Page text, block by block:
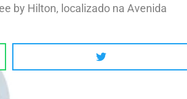
by Hilton, localizado na Avenida